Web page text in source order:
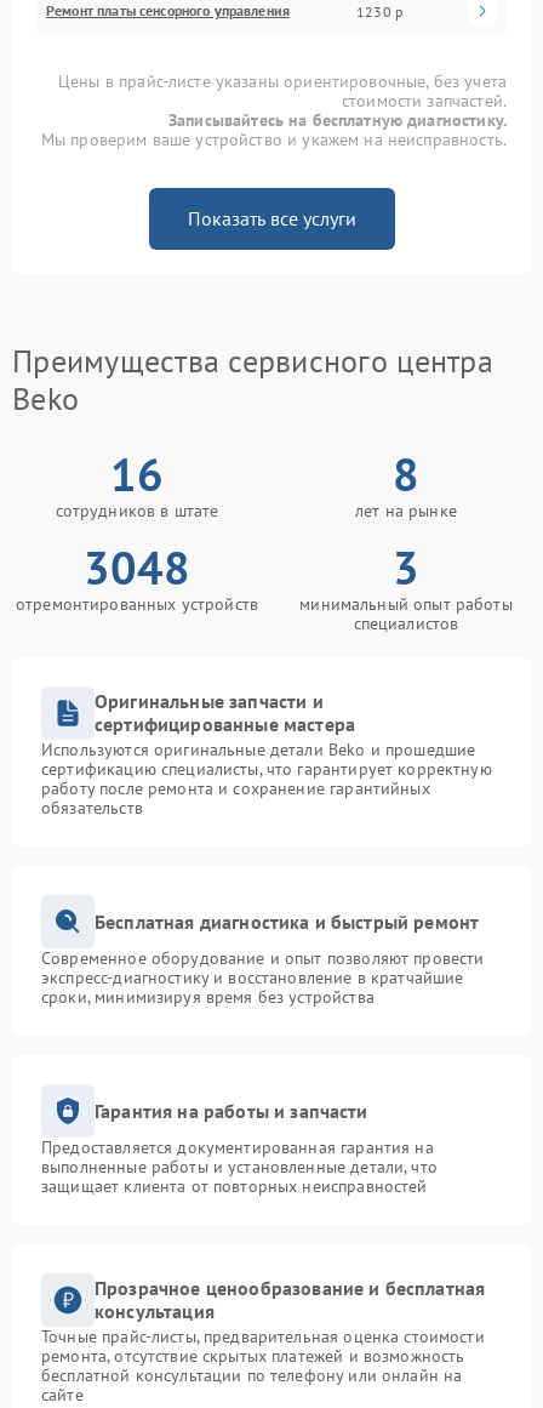
Ремонт платы сенсорного управления 1230 р
Цены в прайс-листе указаны ориентировочные, без учета
стоимости запчастей.
Записывайтесь на бесплатную диагностику.
Мы проверим ваше устройство и укажем на неисправность.
Показать все услуги
Преимущества сервисного центра
Beko
16
сотрудников в штате
8
лет на рынке
3048
отремонтированных устройств
3
минимальный опыт работы
специалистов
Оригинальные запчасти и
сертифицированные мастера
Используются оригинальные детали Beko и прошедшие
сертификацию специалисты, что гарантирует корректную
работу после ремонта и сохранение гарантийных
обязательств
Бесплатная диагностика и быстрый ремонт
Современное оборудование и опыт позволяют провести
экспресс-диагностику и восстановление в кратчайшие
сроки, минимизируя время без устройства
Гарантия на работы и запчасти
Предоставляется документированная гарантия на
выполненные работы и установленные детали, что
защищает клиента от повторных неисправностей
Прозрачное ценообразование и бесплатная
консультация
Точные прайс-листы, предварительная оценка стоимости
ремонта, отсутствие скрытых платежей и возможность
бесплатной консультации по телефону или онлайн на
сайте